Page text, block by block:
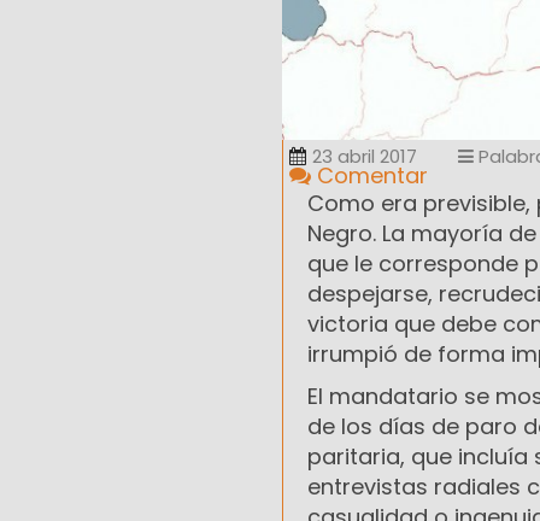
23 abril 2017
Comentar
Como era
Negro. La mayoría
que le corresponde
despejarse,
victoria que debe
irrumpió de forma
El mandatario se
de los días de paro
paritaria, que incluía
entrevistas radiales